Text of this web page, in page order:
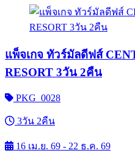
แพ็จเกจ ทัวร์มัลดีฟส์
RESORT 3วัน 2คืน
PKG_0028
3วัน 2คืน
16 เม.ย. 69 - 22 ธ.ค. 69